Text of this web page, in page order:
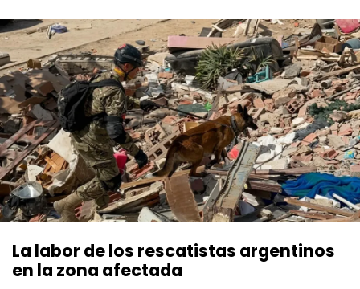
La labor de los rescatistas argentinos
en la zona afectada